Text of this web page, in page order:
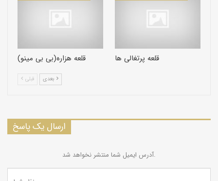
قلعه هزاره(بی بی مینو) قلعه پرتغالی ها
قبلی
ارسال یک پاسخ
آدرس ایمیل شما منتشر نخواهد شد.